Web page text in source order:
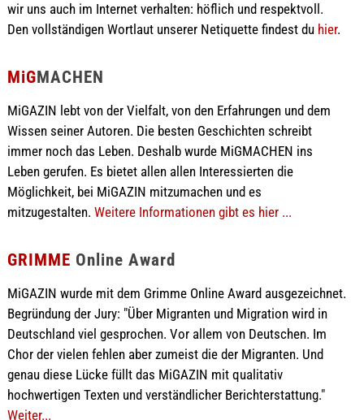
wir uns auch im Internet verhalten: höflich und respektvoll.
Den vollständigen Wortlaut unserer Netiquette findest du hier.
MiGMACHEN
MiGAZIN lebt von der Vielfalt, von den Erfahrungen und dem
Wissen seiner Autoren. Die besten Geschichten schreibt
immer noch das Leben. Deshalb wurde MiGMACHEN ins
Leben gerufen. Es bietet allen allen Interessierten die
Möglichkeit, bei MiGAZIN mitzumachen und es
mitzugestalten. Weitere Informationen gibt es hier ...
GRIMME Online Award
MiGAZIN wurde mit dem Grimme Online Award ausgezeichnet.
Begründung der Jury: "Über Migranten und Migration wird in
Deutschland viel gesprochen. Vor allem von Deutschen. Im
Chor der vielen fehlen aber zumeist die der Migranten. Und
genau diese Lücke füllt das MiGAZIN mit qualitativ
hochwertigen Texten und verständlicher Berichterstattung."
Weiter...